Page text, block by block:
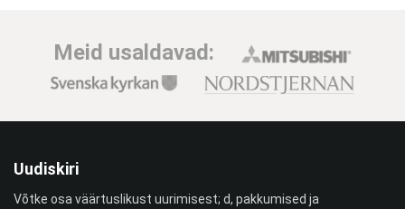
Meid usaldavad:
Uudiskiri
Võtke osa väärtuslikust uurimisest; d, pakkumised ja